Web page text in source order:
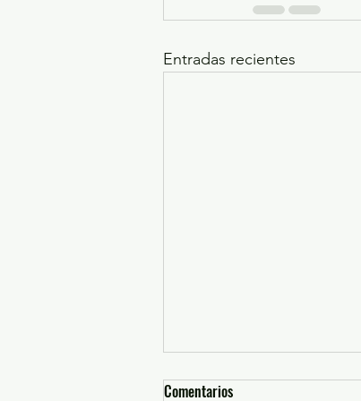
Entradas recientes
Comentarios